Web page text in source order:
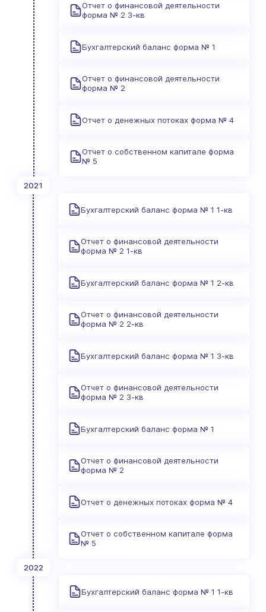
Отчет о финансовой деятельности
форма № 2 3-кв
Бухгалтерский баланс форма № 1
Отчет о финансовой деятельности
форма № 2
Отчет о денежных потоках форма № 4
Отчет о собственном капитале форма
№ 5
2021
Бухгалтерский баланс форма № 1 1-кв
Отчет о финансовой деятельности
форма № 2 1-кв
Бухгалтерский баланс форма № 1 2-кв
Отчет о финансовой деятельности
форма № 2 2-кв
Бухгалтерский баланс форма № 1 3-кв
Отчет о финансовой деятельности
форма № 2 3-кв
Бухгалтерский баланс форма № 1
Отчет о финансовой деятельности
форма № 2
Отчет о денежных потоках форма № 4
Отчет о собственном капитале форма
№ 5
2022
Бухгалтерский баланс форма № 1 1-кв